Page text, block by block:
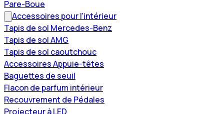
Pare-Boue
Accessoires pour l'intérieur
Tapis de sol Mercedes-Benz
Tapis de sol AMG
Tapis de sol caoutchouc
Accessoires Appuie-têtes
Baguettes de seuil
Flacon de parfum intérieur
Recouvrement de Pédales
Projecteur à LED